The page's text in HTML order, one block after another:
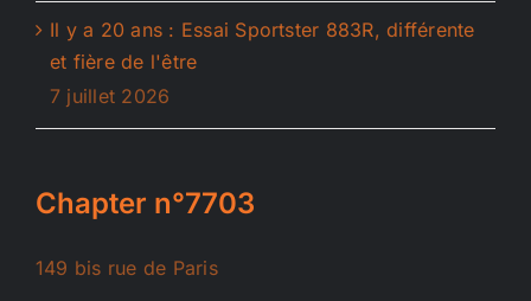
Il y a 20 ans : Essai Sportster 883R, différente
et fière de l'être
7 juillet 2026
Chapter n°7703
149 bis rue de Paris